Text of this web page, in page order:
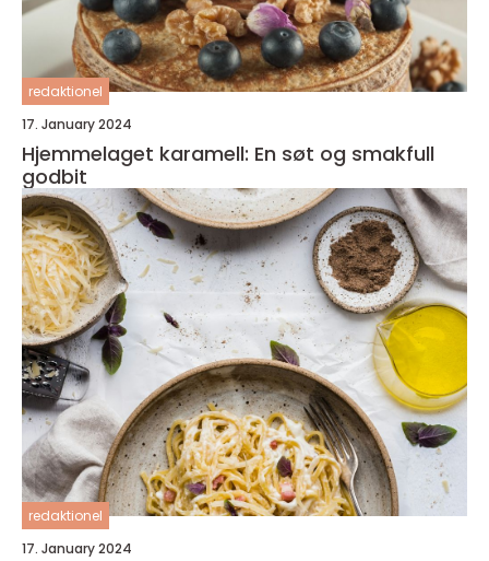
redaktionel
17. January 2024
Hjemmelaget karamell: En søt og smakfull
godbit
redaktionel
17. January 2024